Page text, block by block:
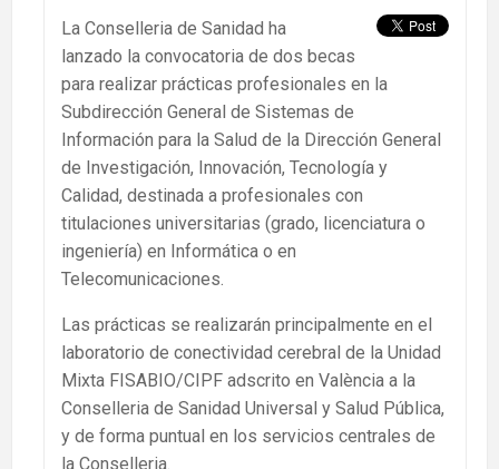
La Conselleria de Sanidad ha
lanzado la convocatoria de dos becas
para realizar prácticas profesionales en la
Subdirección General de Sistemas de
Información para la Salud de la Dirección General
de Investigación, Innovación, Tecnología y
Calidad, destinada a profesionales con
titulaciones universitarias (grado, licenciatura o
ingeniería) en Informática o en
Telecomunicaciones.
Las prácticas se realizarán principalmente en el
laboratorio de conectividad cerebral de la Unidad
Mixta FISABIO/CIPF adscrito en València a la
Conselleria de Sanidad Universal y Salud Pública,
y de forma puntual en los servicios centrales de
la Conselleria.